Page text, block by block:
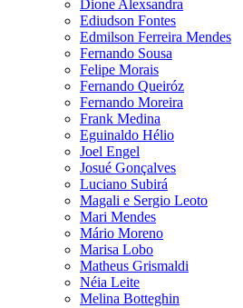
Dione Alexsandra
Ediudson Fontes
Edmilson Ferreira Mendes
Fernando Sousa
Felipe Morais
Fernando Queiróz
Fernando Moreira
Frank Medina
Eguinaldo Hélio
Joel Engel
Josué Gonçalves
Luciano Subirá
Magali e Sergio Leoto
Mari Mendes
Mário Moreno
Marisa Lobo
Matheus Grismaldi
Néia Leite
Melina Botteghin